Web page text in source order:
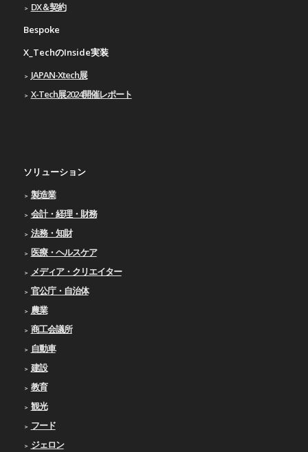
DX＆契約
Bespoke
X_TechのInside実装
JAPAN-Xtech展
X-Tech展2024開催レポート
ソリューション
製造業
会計・経理・財務
法務・知財
医療・ヘルスケア
メディア・クリエイター
官公庁・自治体
農業
商工会議所
自動車
建設
教育
観光
フード
ジェロン